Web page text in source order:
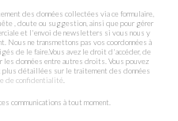
des données collectées via ce formulaire,
, doute ou suggestion, ainsi que pour gérer
et l'envoi de newsletters si vous nous y
Nous ne transmettons pas vos coordonnées à
de le faire.Vous avez le droit d'accéder, de
données entre autres droits. Vous pouvez
détaillées sur le traitement des données
de confidentialité
communications à tout moment.